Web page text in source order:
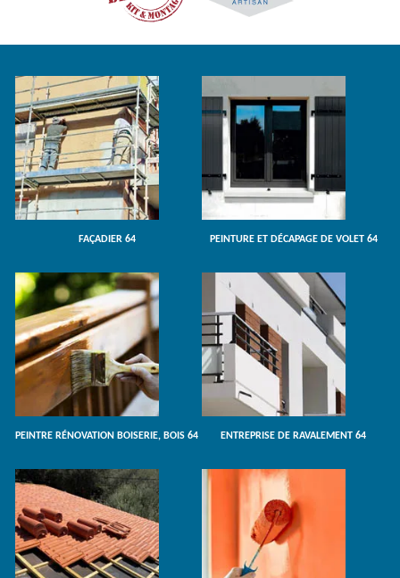
FAÇADIER 64 PEINTURE ET DÉCAPAGE DE VOLET 64
PEINTRE RÉNOVATION BOISERIE, BOIS 64 ENTREPRISE DE RAVALEMENT 64